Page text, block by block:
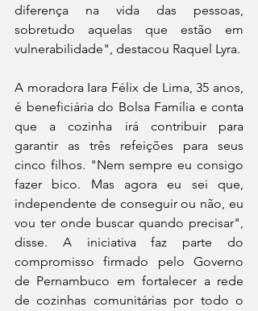
diferença na vida das pessoas,
sobretudo aquelas que estão em
vulnerabilidade", destacou Raquel Lyra.
A moradora Iara Félix de Lima, 35 anos,
é beneficiária do Bolsa Família e conta
que a cozinha irá contribuir para
garantir as três refeições para seus
cinco filhos. "Nem sempre eu consigo
fazer bico. Mas agora eu sei que,
independente de conseguir ou não, eu
vou ter onde buscar quando precisar",
disse. A iniciativa faz parte do
compromisso firmado pelo Governo
de Pernambuco em fortalecer a rede
de cozinhas comunitárias por todo o